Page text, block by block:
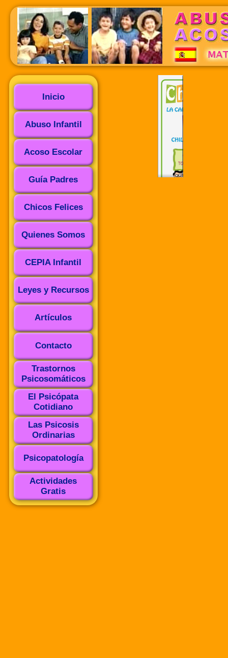
Inicio
Abuso Infantil
Acoso Escolar
Guía Padres
Chicos Felices
Quienes Somos
CEPIA Infantil
Leyes y Recursos
Artículos
Contacto
Trastornos
Psicosomáticos
El Psicópata
Cotidiano
Las Psicosis
Ordinarias
Psicopatología
Actividades
Gratis